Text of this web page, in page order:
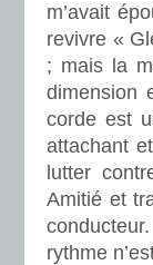
m’avait
revivre «
; mais la
dimension
corde est
attachant
lutter
Amitié et
rythme